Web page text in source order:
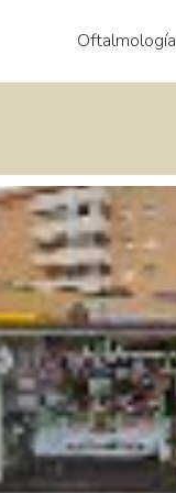
Oftalmología